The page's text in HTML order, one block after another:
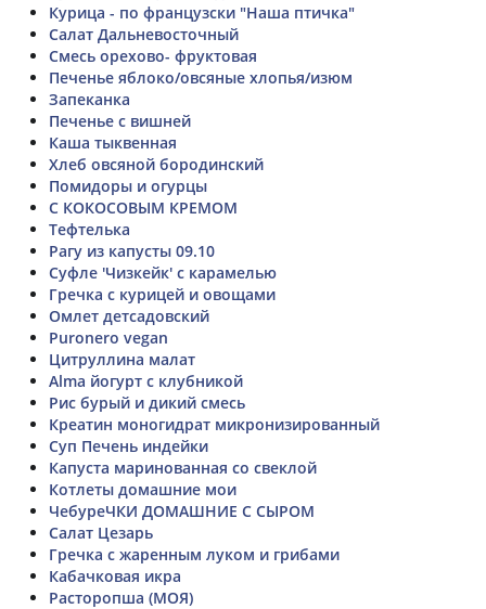
Курица - по французски "Наша птичка"
Салат Дальневосточный
Смесь орехово- фруктовая
Печенье яблоко/овсяные хлопья/изюм
Запеканка
Печенье с вишней
Каша тыквенная
Хлеб овсяной бородинский
Помидоры и огурцы
С КОКОСОВЫМ КРЕМОМ
Тефтелька
Рагу из капусты 09.10
Суфле 'Чизкейк' с карамелью
Гречка с курицей и овощами
Омлет детсадовский
Puronero vegan
Цитруллина малат
Alma йогурт с клубникой
Рис бурый и дикий смесь
Креатин моногидрат микронизированный
Суп Печень индейки
Капуста маринованная со свеклой
Котлеты домашние мои
ЧебуреЧКИ ДОМАШНИЕ С СЫРОМ
Салат Цезарь
Гречка с жаренным луком и грибами
Кабачковая икра
Расторопша (МОЯ)